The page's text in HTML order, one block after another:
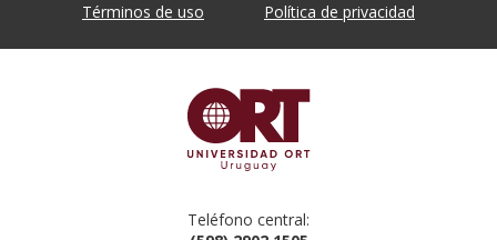
Términos de uso Política de privacidad
Teléfono central: